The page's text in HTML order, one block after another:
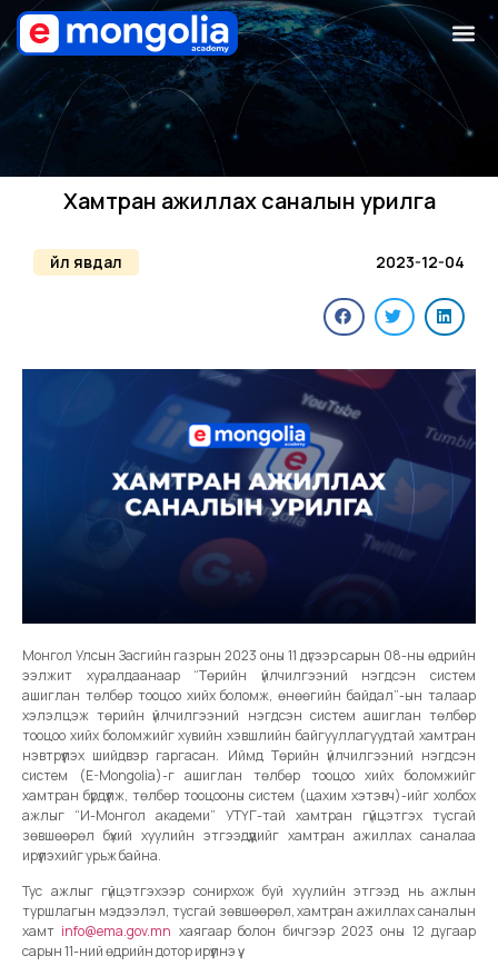
Хамтран ажиллах саналын урилга
Үйл явдал 2023-12-04
Монгол Улсын Засгийн газрын 2023 оны 11 дүгээр сарын 08-ны өдрийн
ээлжит хуралдаанаар “Төрийн үйлчилгээний нэгдсэн систем
ашиглан төлбөр тооцоо хийх боломж, өнөөгийн байдал”-ын талаар
хэлэлцэж төрийн үйлчилгээний нэгдсэн систем ашиглан төлбөр
тооцоо хийх боломжийг хувийн хэвшлийн байгууллагуудтай хамтран
нэвтрүүлэх шийдвэр гаргасан. Иймд Төрийн үйлчилгээний нэгдсэн
систем (E-Mongolia)-г ашиглан төлбөр тооцоо хийх боломжийг
хамтран бүрдүүлж, төлбөр тооцооны систем (цахим хэтэвч)-ийг холбох
ажлыг “И-Монгол академи” УТҮГ-тай хамтран гүйцэтгэх тусгай
зөвшөөрөл бүхий хуулийн этгээдүүдийг хамтран ажиллах саналаа
ирүүлэхийг урьж байна.
Тус ажлыг гүйцэтгэхээр сонирхож буй хуулийн этгээд нь ажлын
туршлагын мэдээлэл, тусгай зөвшөөрөл, хамтран ажиллах саналын
хамт info@ema.gov.mn хаягаар болон бичгээр 2023 оны 12 дугаар
сарын 11-ний өдрийн дотор ирүүлнэ үү.